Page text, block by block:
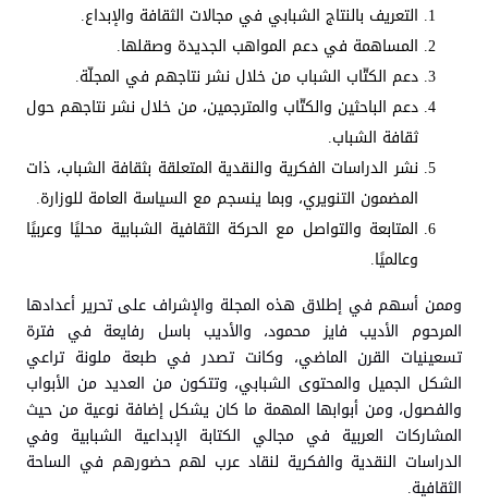
التعريف بالنتاج الشبابي في مجالات الثقافة والإبداع.
المساهمة في دعم المواهب الجديدة وصقلها.
دعم الكتّاب الشباب من خلال نشر نتاجهم في المجلّة.
دعم الباحثين والكتّاب والمترجمين، من خلال نشر نتاجهم حول
ثقافة الشباب.
نشر الدراسات الفكرية والنقدية المتعلقة بثقافة الشباب، ذات
المضمون التنويري، وبما ينسجم مع السياسة العامة للوزارة.
المتابعة والتواصل مع الحركة الثقافية الشبابية محليًا وعربيًا
وعالميًا.
وممن أسهم في إطلاق هذه المجلة والإشراف على تحرير أعدادها
المرحوم الأديب فايز محمود، والأديب باسل رفايعة في فترة
تسعينيات القرن الماضي، وكانت تصدر في طبعة ملونة تراعي
الشكل الجميل والمحتوى الشبابي، وتتكون من العديد من الأبواب
والفصول، ومن أبوابها المهمة ما كان يشكل إضافة نوعية من حيث
المشاركات العربية في مجالي الكتابة الإبداعية الشبابية وفي
الدراسات النقدية والفكرية لنقاد عرب لهم حضورهم في الساحة
الثقافية.